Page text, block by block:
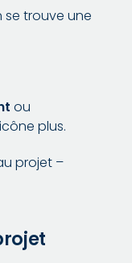
trouve une
ou
plus.
projet –